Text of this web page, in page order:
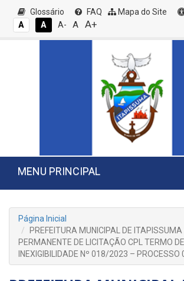
Glossário FAQ Mapa do Site
A
A A- A A+
MENU PRINCIPAL
Página Inicial
PREFEITURA MUNICIPAL DE
PERMANENTE DE LICITAÇÃO CPL TERMO
INEXIGIBILIDADE Nº 018/2023 –